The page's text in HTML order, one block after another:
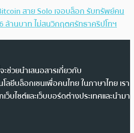
สาย Solo เจอบล็อก รับทรัพย์คน
ล้านบาท ไม่สนวิกฤตศรัทธาคริปโทฯ
ช่วยนำเสนอสารเกี่ยวกับ
ลยีบล็อกเชนเพื่อคนไทย ในภาษาไทย เรา
บไซต์และเว็บบอร์ดต่างประเทศและนำมา